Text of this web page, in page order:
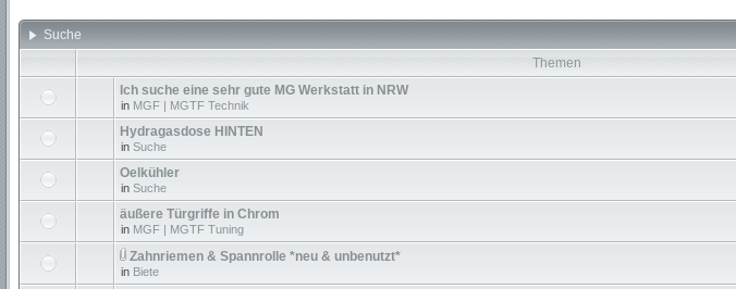
Suche
Themen
Ich suche eine sehr gute MG Werkstatt in NRW
in MGF | MGTF Technik
Hydragasdose HINTEN
in Suche
Oelkühler
in Suche
äußere Türgriffe in Chrom
in MGF | MGTF Tuning
Zahnriemen & Spannrolle *neu & unbenutzt*
in Biete